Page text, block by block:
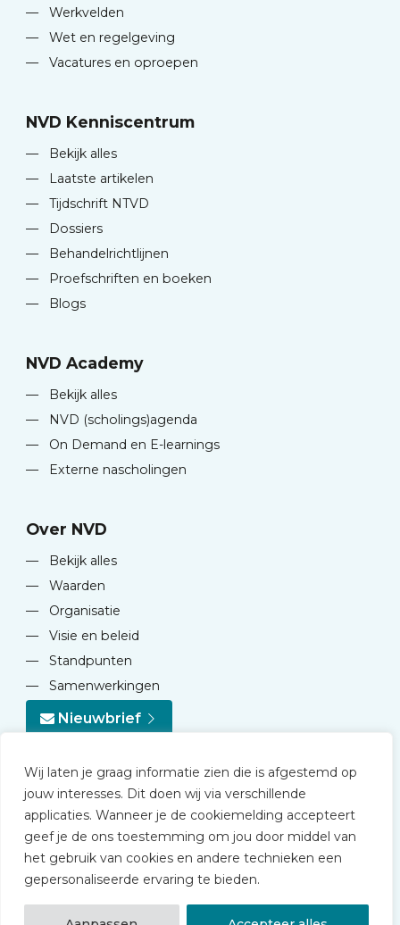
Wij laten je graag informatie zien die is afgestemd op
jouw interesses. Dit doen wij via verschillende
applicaties. Wanneer je de cookiemelding accepteert
geef je de ons toestemming om jou door middel van
het gebruik van cookies en andere technieken een
gepersonaliseerde ervaring te bieden.
—
Werkvelden
—
Wet en regelgeving
—
Vacatures en oproepen
NVD Kenniscentrum
—
Bekijk alles
—
Laatste artikelen
—
Tijdschrift NTVD
—
Dossiers
—
Behandelrichtlijnen
—
Proefschriften en boeken
—
Blogs
NVD Academy
—
Bekijk alles
—
NVD (scholings)agenda
—
On Demand en E-learnings
—
Externe nascholingen
Over NVD
—
Bekijk alles
—
Waarden
—
Organisatie
—
Visie en beleid
—
Standpunten
—
Samenwerkingen
Nieuwbrief
© 2026 NVD
Privacy statement
Disclaimer